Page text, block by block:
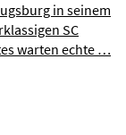
in seinem
SC
warten echte …